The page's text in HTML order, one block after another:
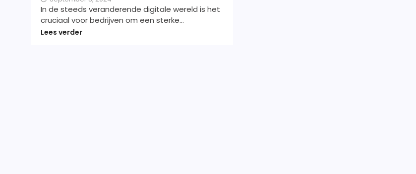
In de steeds veranderende digitale wereld is het
cruciaal voor bedrijven om een sterke…
Lees verder